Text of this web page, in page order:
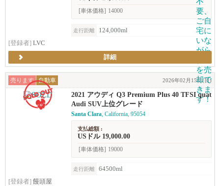
[車体価格] 14000
走行距離
124,000ml
[登録者] LVC
詳細
売ります 自動車 2026年02月15日(日)
2021 アウディ Q3 Premium Plus 40 TFSI quat
tro (2.0T)
Audi SUV上位グレード
Santa Clara, California, 95054
支払総額 :
USドル 19,000.00
[車体価格] 19000
走行距離
64500ml
[登録者] 饅頭屋